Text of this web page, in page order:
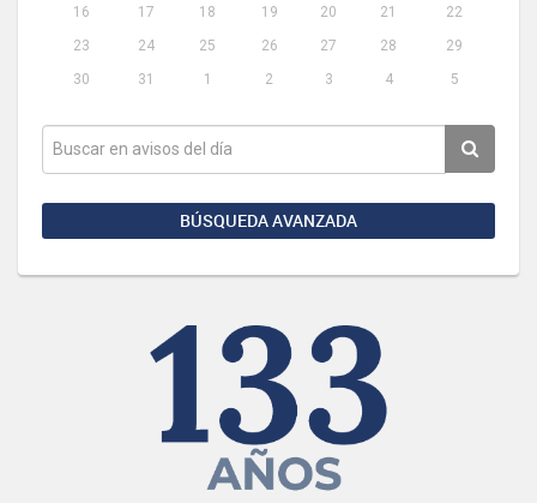
16
17 18 19 20 21
22
23
24 25 26 27 28
29
30
31 1 2 3 4 5
BÚSQUEDA AVANZADA